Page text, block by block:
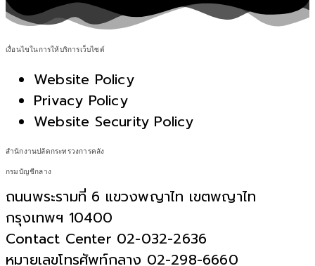
เงื่อนไขในการให้บริการเว็บไซต์
Website Policy
Privacy Policy
Website Security Policy
สำนักงานปลัดกระทรวงการคลัง
กรมบัญชีกลาง
ถนนพระรามที่ 6 แขวงพญาไท เขตพญาไท
กรุงเทพฯ 10400
Contact Center 02-032-2636
หมายเลขโทรศัพท์กลาง 02-298-6660